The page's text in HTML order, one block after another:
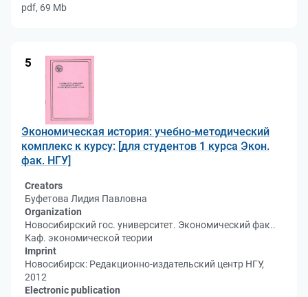
pdf, 69 Mb
5
Экономическая история: учебно-методический
комплекс к курсу: [для студентов 1 курса Экон.
фак. НГУ]
Creators
Буфетова Лидия Павловна
Organization
Новосибирский гос. университет. Экономический фак..
Каф. экономической теории
Imprint
Новосибирск: Редакционно-издательский центр НГУ,
2012
Electronic publication